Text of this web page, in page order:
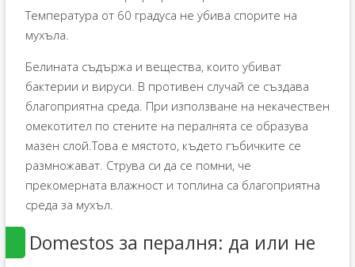
Температура от 60 градуса не убива спорите на
мухъла.
Белината съдържа и вещества, които убиват
бактерии и вируси. В противен случай се създава
благоприятна среда. При използване на некачествен
омекотител по стените на пералнята се образува
мазен слой.Това е мястото, където гъбичките се
размножават. Струва си да се помни, че
прекомерната влажност и топлина са благоприятна
среда за мухъл.
Domestos за пералня: да или не